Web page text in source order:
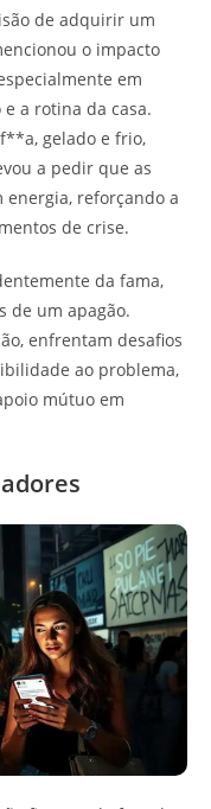
de adquirir um
o impacto
em
a rotina da casa.
gelado e frio,
a pedir que as
energia, reforçando a
de crise.
da fama,
de um apagão.
enfrentam desafios
ao problema,
mútuo em